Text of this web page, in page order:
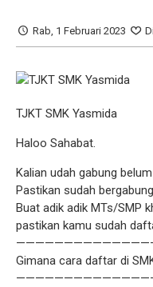
Rab, 1 Februari 2023
TJKT SMK Yasmida
Haloo Sahabat.
Kalian udah gabung
Pastikan sudah
Buat adik adik MTs/SMP
pastikan kamu sudah
Gimana cara daftar di